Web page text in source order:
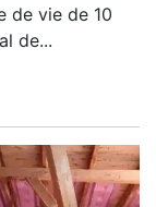
de vie de 10
de...